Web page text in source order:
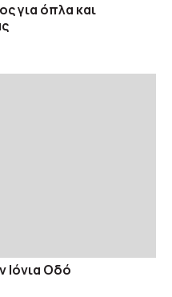
για όπλα και
Ιόνια Οδό